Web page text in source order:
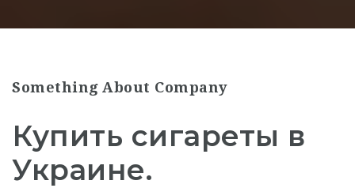
Something About Company
Купить сигареты в
Украине.